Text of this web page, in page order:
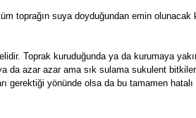
toprağın suya doyduğundan emin olunacak
Toprak kuruduğunda ya da kurumaya
azar azar ama sık sulama sukulent
gerektiği yönünde olsa da bu tamamen